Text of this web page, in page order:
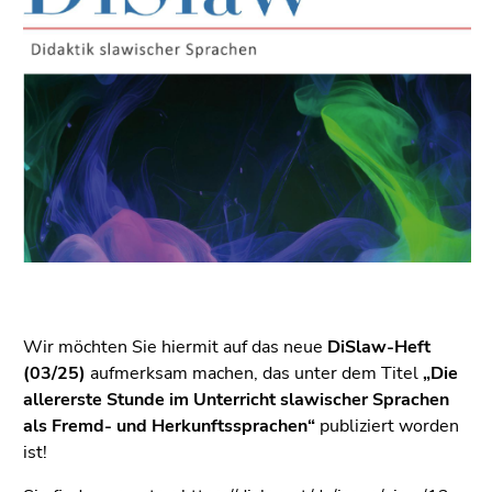
Sie diesen
Link.
Zum
Inhalt
(Zugriffstaste
1)
Zur
Positionsanzeige
(Zugriffstaste
Hauptnavigation
(Zugriffstaste
3)
Zu
den
Wir möchten Sie hiermit auf das neue DiSlaw-Heft
(03/25) aufmerksam machen, das unter dem Titel„Die
allererste Stunde im Unterricht slawischer Sprachen
als Fremd- und Herkunftssprachen“ publiziert worden
ist!